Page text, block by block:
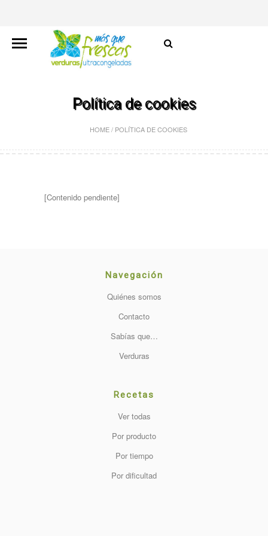
Política de cookies
HOME/ POLÍTICA DE COOKIES
[Contenido pendiente]
Navegación
Quiénes somos
Contacto
Sabías que…
Verduras
Recetas
Ver todas
Por producto
Por tiempo
Por dificultad